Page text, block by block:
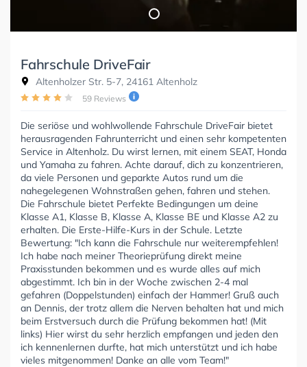
Fahrschule DriveFair
Altenholzer Str. 5-7, 24161 Altenholz
59 Reviews
Die seriöse und wohlwollende Fahrschule DriveFair bietet
herausragenden Fahrunterricht und einen sehr kompetenten
Service in Altenholz. Du wirst lernen, mit einem SEAT, Honda
und Yamaha zu fahren. Achte darauf, dich zu konzentrieren,
da viele Personen und geparkte Autos rund um die
nahegelegenen Wohnstraßen gehen, fahren und stehen.
Die Fahrschule bietet Perfekte Bedingungen um deine
Klasse A1, Klasse B, Klasse A, Klasse BE und Klasse A2 zu
erhalten. Die Erste-Hilfe-Kurs in der Schule. Letzte
Bewertung: "Ich kann die Fahrschule nur weiterempfehlen!
Ich habe nach meiner Theorieprüfung direkt meine
Praxisstunden bekommen und es wurde alles auf mich
abgestimmt. Ich bin in der Woche zwischen 2-4 mal
gefahren (Doppelstunden) einfach der Hammer! Gruß auch
an Dennis, der trotz allem die Nerven behalten hat und mich
beim Erstversuch durch die Prüfung bekommen hat! (Mit
links) Hier wirst du sehr herzlich empfangen und jeden den
ich kennenlernen durfte, hat mich unterstützt und ich habe
vieles mitgenommen! Danke an alle vom Team!"